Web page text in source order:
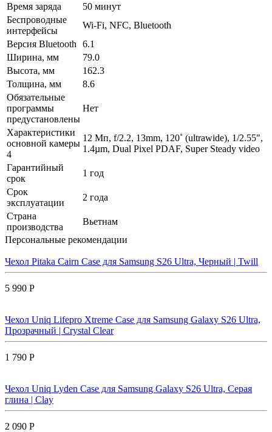
Время заряда
50 минут
Беспроводные
интерфейсы
Wi-Fi, NFC, Bluetooth
Версия Bluetooth
6.1
Ширина, мм
79.0
Высота, мм
162.3
Толщина, мм
8.6
Обязательные
программы
предустановлены
Нет
Характеристики
основной камеры
4
12 Мп, f/2.2, 13mm, 120˚ (ultrawide), 1/2.55",
1.4µm, Dual Pixel PDAF, Super Steady video
Гарантийный
срок
1 год
Срок
эксплуатации
2 года
Страна
производства
Вьетнам
Персональные рекомендации
Чехол Pitaka Cairn Case для Samsung S26 Ultra, Черный | Twill
5 990 Р
Чехол Uniq Lifepro Xtreme Case для Samsung Galaxy S26 Ultra,
Прозрачный | Crystal Clear
1 790 Р
Чехол Uniq Lyden Case для Samsung Galaxy S26 Ultra, Серая
глина | Clay
2 090 Р